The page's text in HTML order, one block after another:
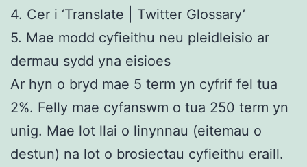
4. Cer i ‘Translate | Twitter Glossary’
5. Mae modd cyfieithu neu pleidleisio ar
dermau sydd yna eisioes
Ar hyn o bryd mae 5 term yn cyfrif fel tua
2%. Felly mae cyfanswm o tua 250 term yn
unig. Mae lot llai o linynnau (eitemau o
destun) na lot o brosiectau cyfieithu eraill.